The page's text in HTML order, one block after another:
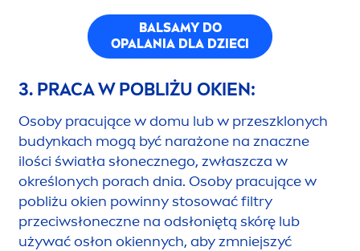
BALSAMY DO
OPALANIA DLA DZIECI
3. PRACA W POBLIŻU OKIEN:
Osoby pracujące w domu lub w przeszklonych
budynkach mogą być narażone na znaczne
ilości światła słonecznego, zwłaszcza w
określonych porach dnia. Osoby pracujące w
pobliżu okien powinny stosować filtry
przeciwsłoneczne na odsłoniętą skórę lub
używać osłon okiennych, aby zmniejszyć